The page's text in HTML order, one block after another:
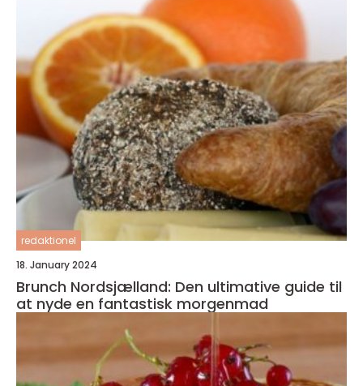
redaktionel
18. January 2024
Brunch Nordsjælland: Den ultimative guide til
at nyde en fantastisk morgenmad